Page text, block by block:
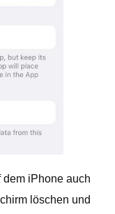
iPhone auch
löschen und